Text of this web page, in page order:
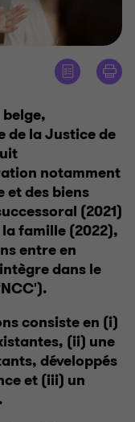
de la Justice de
notamment
et des biens
(2021)
famille (2022),
entre en
dans le
consiste en (i)
(ii) une
développés
et (iii) un